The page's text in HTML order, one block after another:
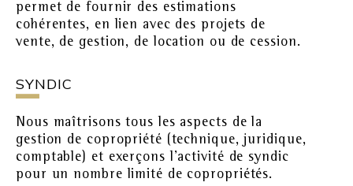
permet de fournir des estimations
cohérentes, en lien avec des projets de
vente, de gestion, de location ou de cession.
SYNDIC
Nous maîtrisons tous les aspects de la
gestion de copropriété (technique, juridique,
comptable) et exerçons l'activité de syndic
pour un nombre limité de copropriétés.